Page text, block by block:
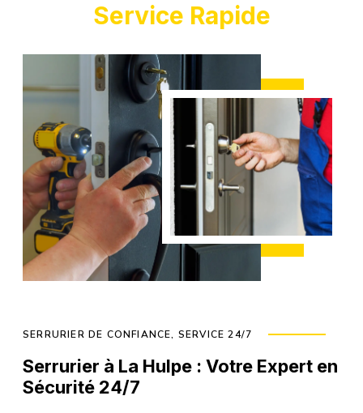
Service Rapide
SERRURIER DE CONFIANCE, SERVICE 24/7
Serrurier à La Hulpe : Votre Expert en
Sécurité 24/7